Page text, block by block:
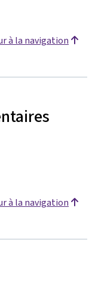
à la navigation
à la navigation